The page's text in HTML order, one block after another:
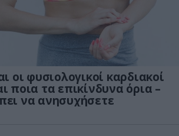
οι φυσιολογικοί καρδιακοί
ποια τα επικίνδυνα όρια –
να ανησυχήσετε